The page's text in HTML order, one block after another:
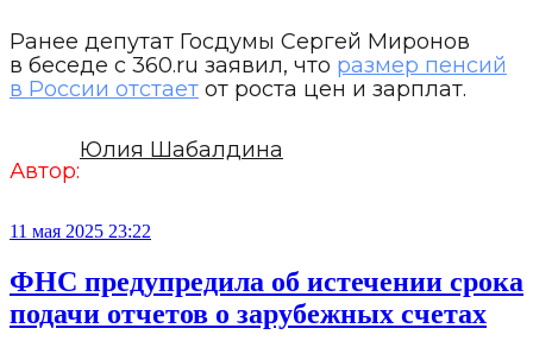
Ранее депутат Госдумы Сергей Миронов
в беседе с 360.ru заявил, что размер пенсий
в России отстает от роста цен и зарплат.
Автор:
Юлия Шабалдина
11 мая 2025 23:22
ФНС предупредила об истечении срока
подачи отчетов о зарубежных счетах